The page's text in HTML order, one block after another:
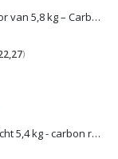
Homecare lichtgewicht Rollator van 5,8 kg – Carbon rollator tot 150 kg draaggewicht – Dubbel opvouwbaar en inclusief reistas - Rood
)
Homecare premium lichtgewicht 5,4 kg - carbon rollator - 150 kg draaggewicht - Opvouwbaar - Groen - incl stokhouder